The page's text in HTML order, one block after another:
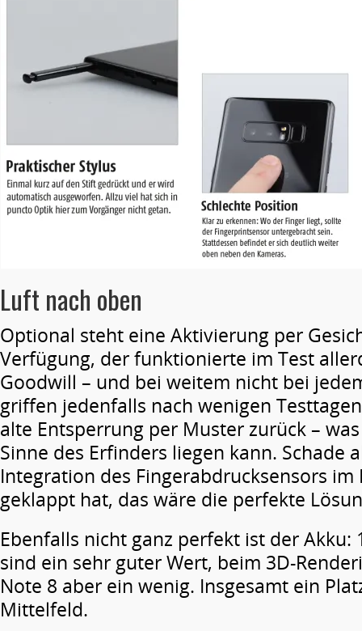
Luft nach oben
Optional steht eine Aktivierung per
Verfügung, der funktionierte im Test
Goodwill – und bei weitem nicht bei
griffen jedenfalls nach wenigen
alte Entsperrung per Muster zurück –
Sinne des Erfinders liegen kann. Schade
Integration des Fingerabdrucksensors
geklappt hat, das wäre die perfekte
Ebenfalls nicht ganz perfekt ist der Akku:
sind ein sehr guter Wert, beim 3D-
Note 8 aber ein wenig. Insgesamt ein
Mittelfeld.